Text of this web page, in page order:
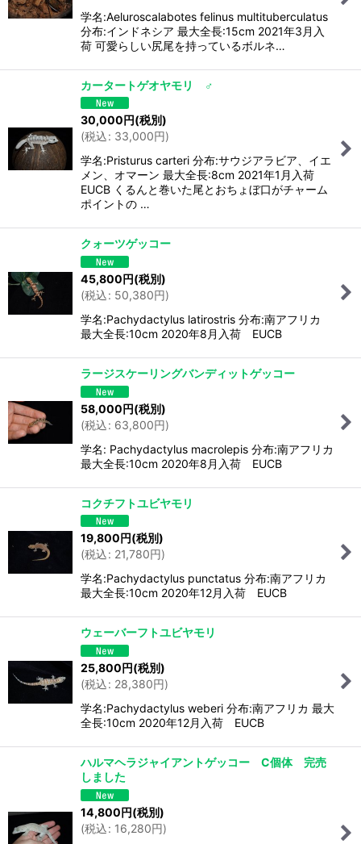
学名:Aeluroscalabotes felinus multituberculatus
分布:インドネシア 最大全長:15cm 2021年3月入
荷 可愛らしい尻尾を持っているボルネ…
カータートゲオヤモリ ♂
30,000円(税別)
(税込: 33,000円)
学名:Pristurus carteri 分布:サウジアラビア、イエ
メン、オマーン 最大全長:8cm 2021年1月入荷
EUCB くるんと巻いた尾とおちょぼ口がチャーム
ポイントの …
クォーツゲッコー
45,800円(税別)
(税込: 50,380円)
学名:Pachydactylus latirostris 分布:南アフリカ
最大全長:10cm 2020年8月入荷 EUCB
ラージスケーリングバンディットゲッコー
58,000円(税別)
(税込: 63,800円)
学名: Pachydactylus macrolepis 分布:南アフリカ
最大全長:10cm 2020年8月入荷 EUCB
コクチフトユビヤモリ
19,800円(税別)
(税込: 21,780円)
学名:Pachydactylus punctatus 分布:南アフリカ
最大全長:10cm 2020年12月入荷 EUCB
ウェーバーフトユビヤモリ
25,800円(税別)
(税込: 28,380円)
学名:Pachydactylus weberi 分布:南アフリカ 最大
全長:10cm 2020年12月入荷 EUCB
ハルマヘラジャイアントゲッコー C個体 完売
しました
14,800円(税別)
(税込: 16,280円)